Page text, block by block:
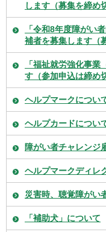
します（募集を締め
「令和8年度障がい
補者を募集します（
「福祉就労強化事
す（参加申込は締め
ヘルプマークについ
ヘルプカードについ
障がい者チャレンジ
ヘルプマークディレ
災害時、聴覚障がい
「補助犬」について